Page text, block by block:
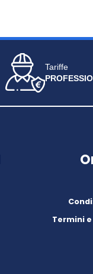
Tariffe
Termini